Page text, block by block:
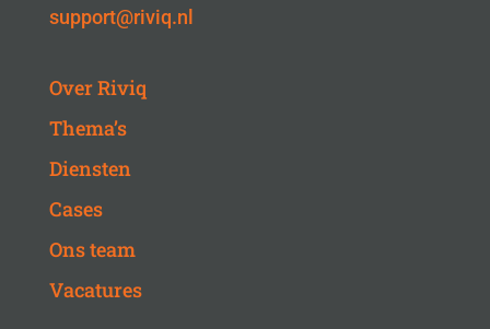
support@riviq.nl
Over Riviq
Thema’s
Diensten
Cases
Ons team
Vacatures